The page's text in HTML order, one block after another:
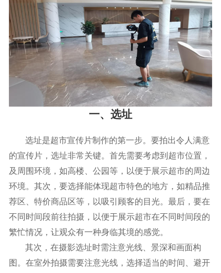
一、选址
选址是超市宣传片制作的第一步。要拍出令人满意
的宣传片，选址非常关键。首先需要考虑到超市位置，
及周围环境，如高楼、公园等，以便于展示超市的周边
环境。其次，要选择能体现超市特色的地方，如精品推
荐区、特价商品区等，以吸引顾客的目光。最后，要在
不同时间段前往拍摄，以便于展示超市在不同时间段的
繁忙情况，让观众有一种身临其境的感觉。
其次，在摄影选址时需注意光线、景深和画面构
图。在室外拍摄需要注意光线，选择适当的时间、避开